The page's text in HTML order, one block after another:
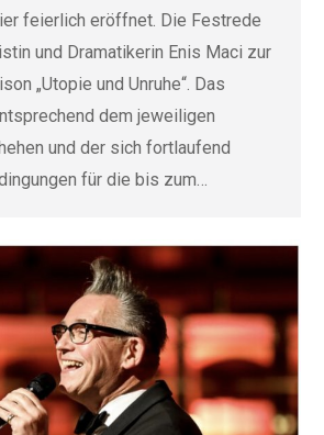
feierlich eröffnet. Die Festrede
und Dramatikerin Enis Maci zur
„Utopie und Unruhe“. Das
dem jeweiligen
und der sich fortlaufend
für die bis zum…